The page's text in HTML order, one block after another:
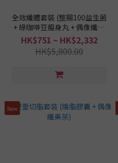
全效纖體套裝 (整腸100益生菌
+ 綠咖啡豆瘦身丸 + 偶像纖美
茶)
HK$751 ~ HK$2,332
HK$5,800.00
New